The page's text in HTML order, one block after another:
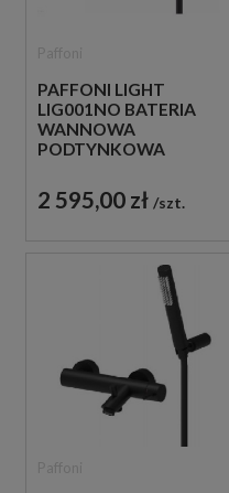
PAFFONI LIGHT
LIG001NO BATERIA
WANNOWA
PODTYNKOWA
CZARNA
2 595,00 zł szt.